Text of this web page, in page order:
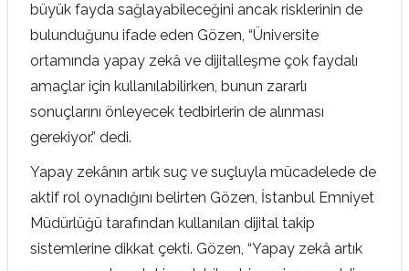
büyük fayda sağlayabileceğini ancak risklerinin de
bulunduğunu ifade eden Gözen, “Üniversite
ortamında yapay zekâ ve dijitalleşme çok faydalı
amaçlar için kullanılabilirken, bunun zararlı
sonuçlarını önleyecek tedbirlerin de alınması
gerekiyor.” dedi.
Yapay zekânın artık suç ve suçluyla mücadelede de
aktif rol oynadığını belirten Gözen, İstanbul Emniyet
Müdürlüğü tarafından kullanılan dijital takip
sistemlerine dikkat çekti. Gözen, “Yapay zekâ artık